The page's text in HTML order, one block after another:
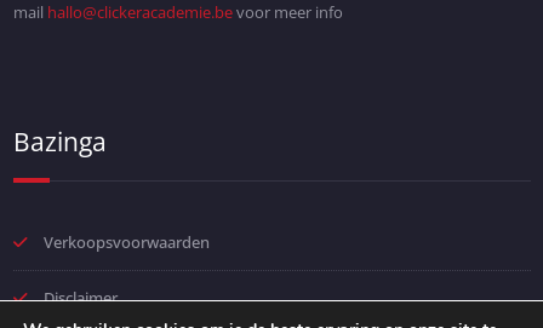
mail hallo@clickeracademie.bevoor meer info
Bazinga
Verkoopsvoorwaarden
Disclaimer